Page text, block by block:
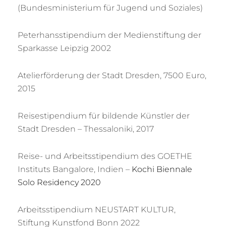
(Bundesministerium für Jugend und Soziales)
Peterhansstipendium der Medienstiftung der
Sparkasse Leipzig 2002
Atelierförderung der Stadt Dresden, 7500 Euro,
2015
Reisestipendium für bildende Künstler der
Stadt Dresden – Thessaloniki, 2017
Reise- und Arbeitsstipendium des GOETHE
Instituts Bangalore, Indien – Kochi Biennale
Solo Residency 2020
Arbeitsstipendium NEUSTART KULTUR,
Stiftung Kunstfond Bonn 2022